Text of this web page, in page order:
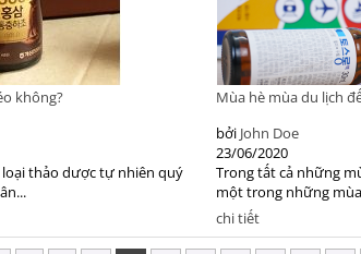
không?
thảo dược tự nhiên quý
Mùa hè mùa du lịch
bởi John Doe
23/06/2020
Trong tất cả những
một trong những
chi tiết